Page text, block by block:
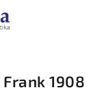
1908